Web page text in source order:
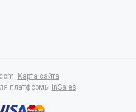
Карта сайта
платформы InSales